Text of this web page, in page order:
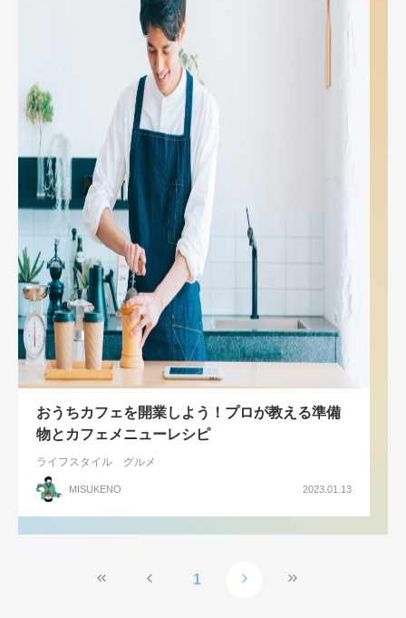
おうちカフェを開業しよう！プロが教える準備
物とカフェメニューレシピ
ライフスタイル グルメ
MISUKENO 2023.01.13
1